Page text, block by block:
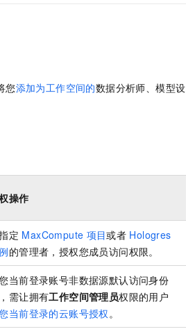
您添加为工作空间的数据分析师、模型设
操作
定 MaxCompute 项目或者 Hologres
的管理者，授权您成员访问权限。
当前登录账号非数据源默认访问身份
需让拥有工作空间管理员权限的用户
当前登录的云账号授权。